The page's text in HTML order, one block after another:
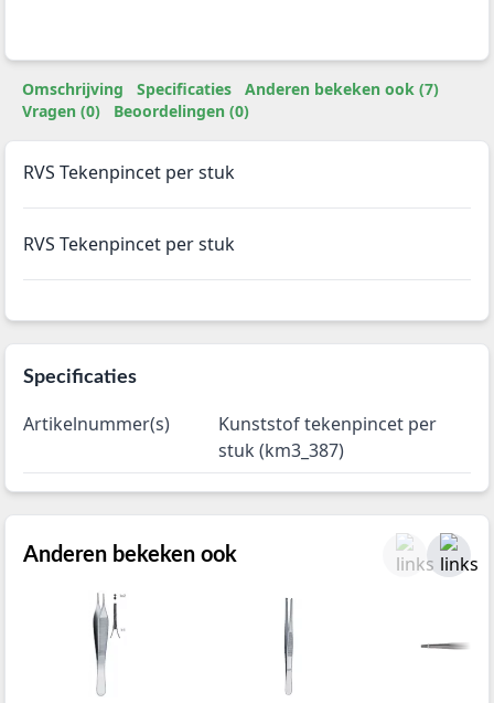
Omschrijving Specificaties
Anderen bekeken ook (7)
Vragen (0)
Beoordelingen (0)
RVS Tekenpincet per stuk
RVS Tekenpincet per stuk
Specificaties
Artikelnummer(s)
Kunststof tekenpincet per
stuk (km3_387)
Anderen bekeken ook